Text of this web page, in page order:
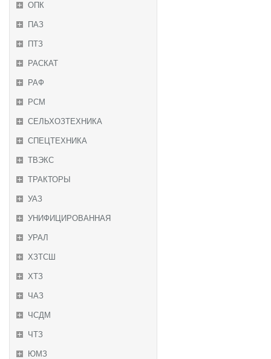
ОПК
ПАЗ
ПТЗ
РАСКАТ
РАФ
РСМ
СЕЛЬХОЗТЕХНИКА
СПЕЦТЕХНИКА
ТВЭКС
ТРАКТОРЫ
УАЗ
УНИФИЦИРОВАННАЯ
УРАЛ
ХЗТСШ
ХТЗ
ЧАЗ
ЧСДМ
ЧТЗ
ЮМЗ